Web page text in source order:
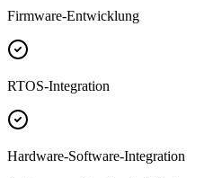
Firmware-Entwicklung
RTOS-Integration
Hardware-Software-Integration